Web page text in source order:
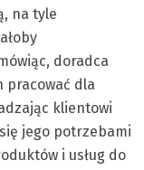
na tyle
doradca
pracować dla
klientowi
jego potrzebami
i usług do